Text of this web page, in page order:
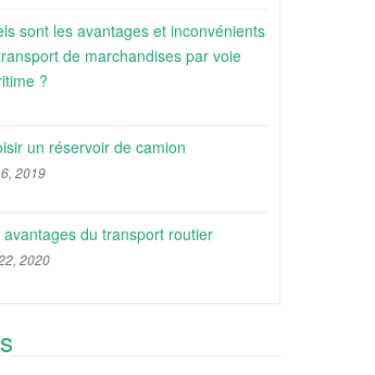
sont les avantages et inconvénients
de marchandises par voie
?
un réservoir de camion
2019
avantages du transport routier
2020